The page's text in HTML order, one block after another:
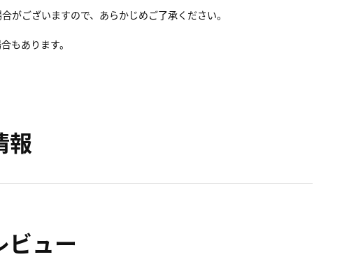
ございますので、あらかじめご了承ください。
もあります。
報
ビュー